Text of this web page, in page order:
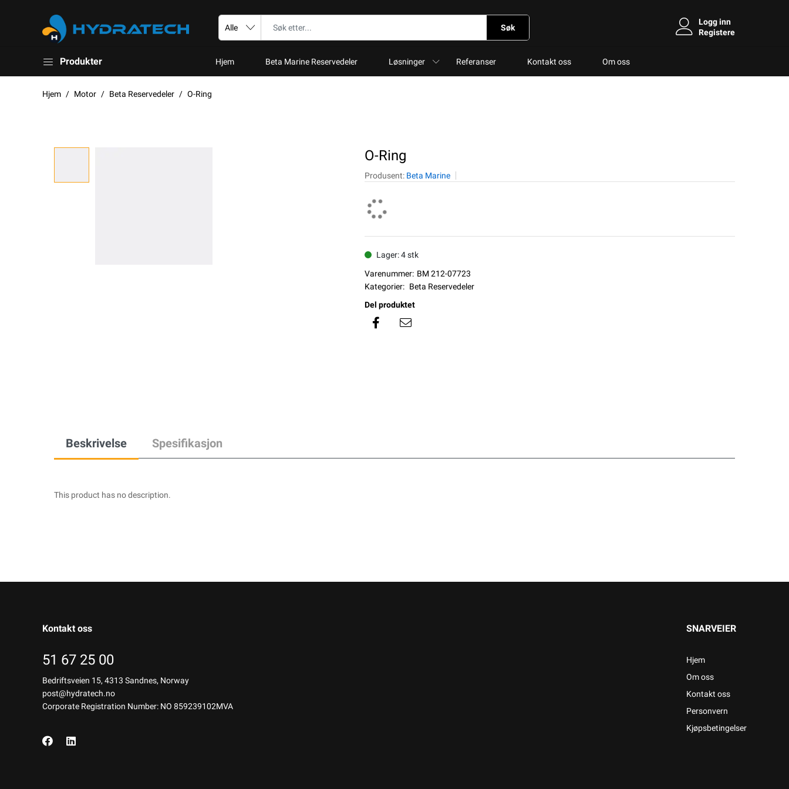
Søk
Logg inn
Registere
Produkter Hjem Beta Marine Reservedeler Løsninger Referanser Kontakt oss Om oss
Hjem Motor Beta Reservedeler O-Ring
O-Ring
Produsent: Beta Marine
Lager: 4 stk
Varenummer: BM 212-07723
Kategorier: Beta Reservedeler
Del produktet
Beskrivelse Spesifikasjon
This product has no description.
Kontakt oss
51 67 25 00
Bedriftsveien 15, 4313 Sandnes, Norway
post@hydratech.no
Corporate Registration Number: NO 859239102MVA
SNARVEIER
Hjem
Om oss
Kontakt oss
Personvern
Kjøpsbetingelser